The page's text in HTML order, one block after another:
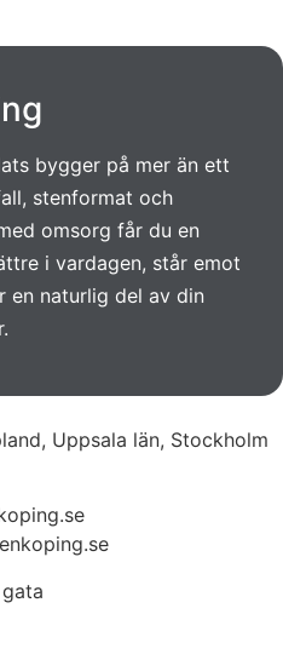
bygger på mer än ett
stenformat och
omsorg får du en
i vardagen, står emot
en naturlig del av din
Uppsala län, Stockholm